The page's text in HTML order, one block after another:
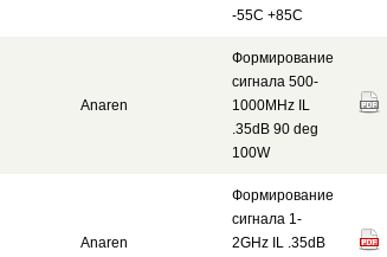
-55C +85C
Anaren
Формирование
сигнала 500-
1000MHz IL
.35dB 90 deg
100W
Anaren
Формирование
сигнала 1-
2GHz IL .35dB